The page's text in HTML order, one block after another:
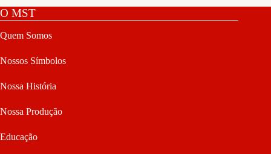
O MST
Quem Somos
Nossos Símbolos
Nossa História
Nossa Produção
Educação